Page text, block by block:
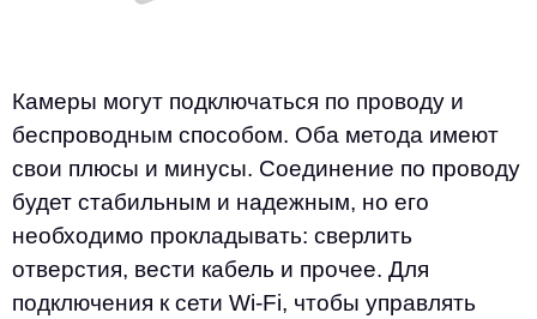
Камеры могут подключаться по проводу и
беспроводным способом. Оба метода имеют
свои плюсы и минусы. Соединение по проводу
будет стабильным и надежным, но его
необходимо прокладывать: сверлить
отверстия, вести кабель и прочее. Для
подключения к сети Wi-Fi, чтобы управлять